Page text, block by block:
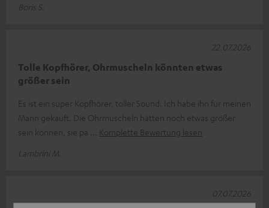
Boris S.
Tolle Kopfhörer, Ohrmuscheln könnten etwas
größer sein
Es ist ein super Kopfhörer, toller Sound. Ich habe ihn für meinen
Mann gekauft. Die Ohrmuscheln hätten noch etwas größer
sein können, sie pa
Komplette Bewertung lesen
Lambrini M.
22.07.2026
07.07.2026